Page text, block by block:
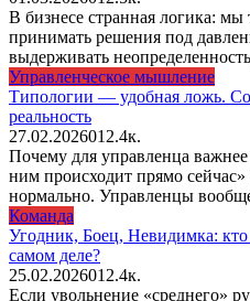
В бизнесе странная логика: мы
принимать решения под
выдерживать
Управленческое мышление
Типологии — удобная ложь.
реальность
27.02.2026012.4к.
Почему для управленца
ним происходит прямо
нормально. Управленцы
Команда
Угодник, Боец, Невидимка:
самом деле?
25.02.2026012.4к.
Если увольнение «среднего»